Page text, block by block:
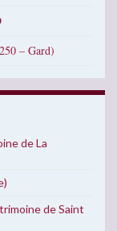
– Gard)
de La
de Saint